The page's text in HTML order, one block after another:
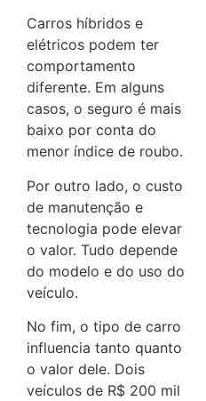
Carros híbridos e
elétricos podem ter
comportamento
diferente. Em alguns
casos, o seguro é mais
baixo por conta do
menor índice de roubo.
Por outro lado, o custo
de manutenção e
tecnologia pode elevar
o valor. Tudo depende
do modelo e do uso do
veículo.
No fim, o tipo de carro
influencia tanto quanto
o valor dele. Dois
veículos de R$ 200 mil